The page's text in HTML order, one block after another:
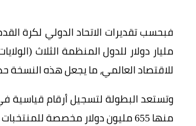
للاقتصاد العالمي، ما يجعل هذه النسخة